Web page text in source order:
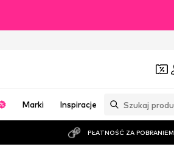
Marki Inspiracje
PŁATNOŚĆ ZA POBRANIEM